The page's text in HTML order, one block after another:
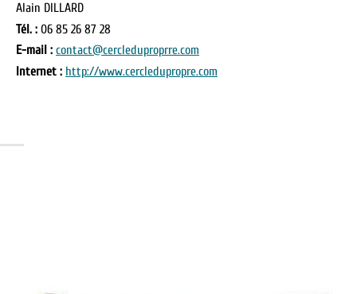
Alain DILLARD
Tél. : 06 85 26 87 28
E-mail : contact@cercleduproprre.com
Internet : http://www.cercledupropre.com